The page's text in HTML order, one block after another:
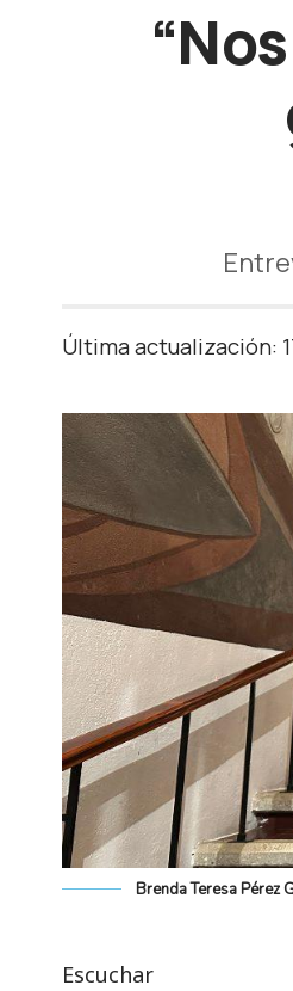
Última actualización:
Brenda Teresa Pérez
Escuchar